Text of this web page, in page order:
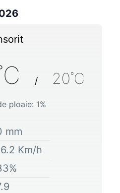
/ 20˚C
ploaie: 1%
mm
Km/h
%